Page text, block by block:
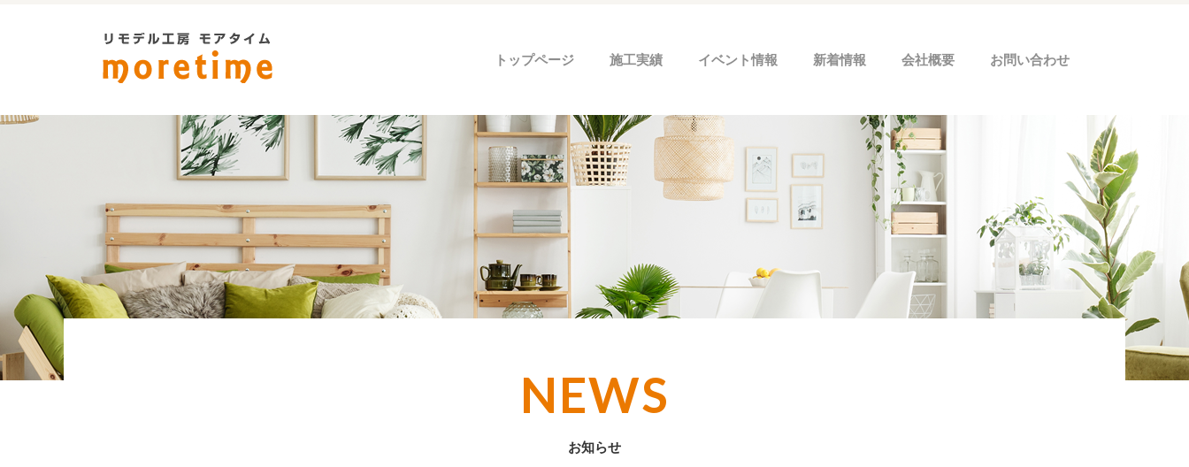
トップページ 施工実績 イベント情報 新着情報 会社概要 お問い合わせ
NEWS
お知らせ